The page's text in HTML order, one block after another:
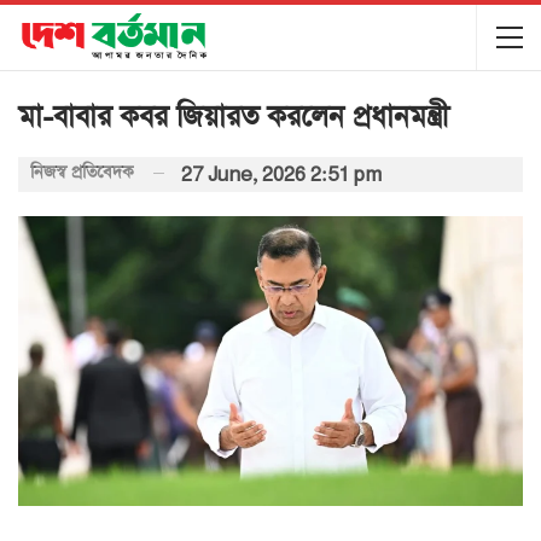
মা-বাবার কবর জিয়ারত করলেন প্রধানমন্ত্রী
নিজস্ব প্রতিবেদক 27 June, 2026 2:51 pm